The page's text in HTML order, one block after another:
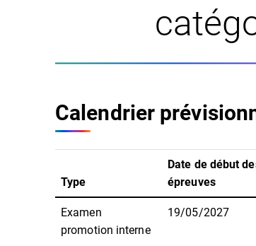
Calendrier
Type
Date de début
épreuves
Examen
promotion interne
19/05/2027